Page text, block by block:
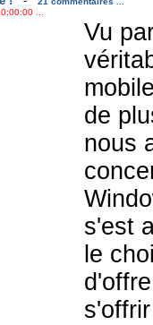
...
Vu
de
nous
s'est
le